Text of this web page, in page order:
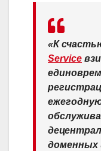
«К
Service
доменных